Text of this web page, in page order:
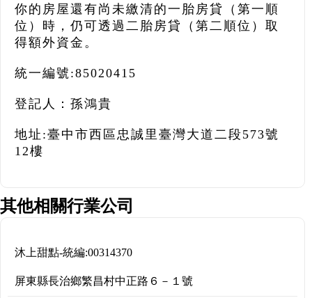
你的房屋還有尚未繳清的一胎房貸（第一順
位）時，仍可透過二胎房貸（第二順位）取
得額外資金。
統一編號:85020415
登記人：孫鴻貴
地址:臺中市西區忠誠里臺灣大道二段573號
12樓
其他相關行業公司
沐上甜點-統編:00314370
屏東縣長治鄉繁昌村中正路６－１號